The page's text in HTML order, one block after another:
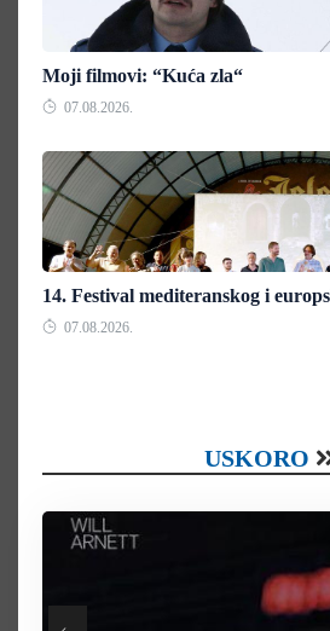
Moji filmovi: “Kuća zla“
07.08.2026.
14. Festival mediteranskog i
07.08.2026.
USKORO